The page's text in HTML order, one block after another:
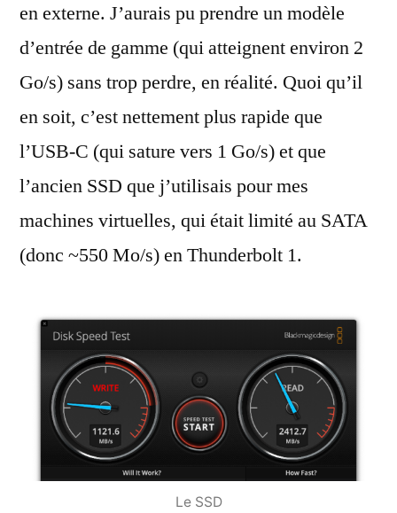
en externe. J’aurais pu prendre un modèle
d’entrée de gamme (qui atteignent environ 2
Go/s) sans trop perdre, en réalité. Quoi qu’il
en soit, c’est nettement plus rapide que
l’USB-C (qui sature vers 1 Go/s) et que
l’ancien SSD que j’utilisais pour mes
machines virtuelles, qui était limité au SATA
(donc ~550 Mo/s) en Thunderbolt 1.
Le SSD